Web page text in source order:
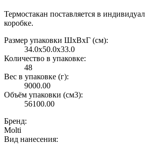
Термостакан поставляется в
коробке.
Размер упаковки ШxВxГ (см):
34.0x50.0x33.0
Количество в упаковке:
48
Вес в упаковке (г):
9000.00
Объём упаковки (см3):
56100.00
Бренд:
Molti
Вид нанесения: